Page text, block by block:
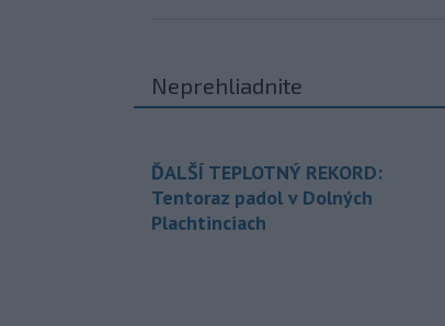
Neprehliadnite
ĎALŠÍ TEPLOTNÝ REKORD:
Tentoraz padol v Dolných
Plachtinciach